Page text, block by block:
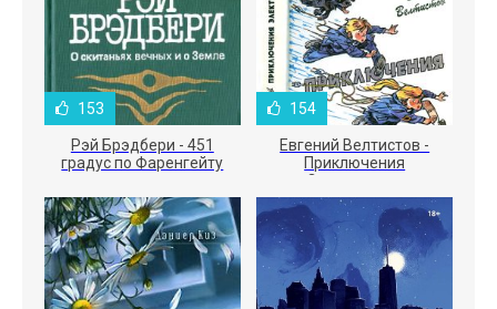
153
Рэй Брэдбери - 451
градус по Фаренгейту
154
Евгений Велтистов -
Приключения
Электроника